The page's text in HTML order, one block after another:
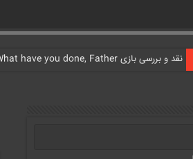
نقد و بررسی بازی What have you done, Father?